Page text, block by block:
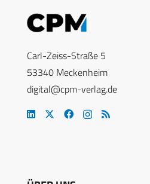
Carl-Zeiss-Straße 5
53340 Meckenheim
digital@cpm-verlag.de